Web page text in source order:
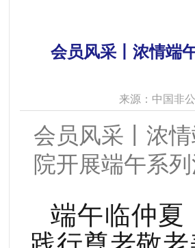
会员风采丨浓情端
来源：中国非
会员风采丨浓
院开展端午系
端午临仲夏